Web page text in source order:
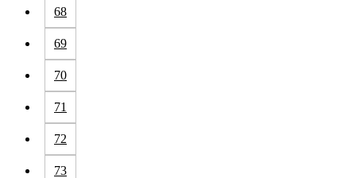
68
69
70
71
72
73